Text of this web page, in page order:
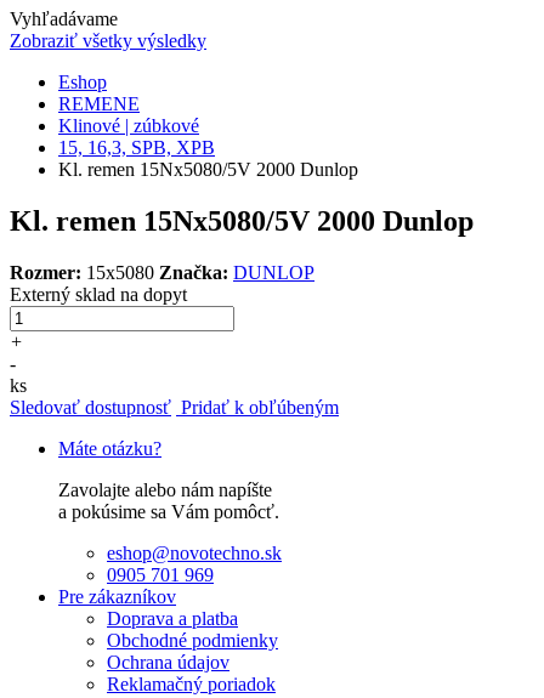
Vyhľadávame
Zobraziť všetky výsledky
Eshop
REMENE
Klinové | zúbkové
15, 16,3, SPB, XPB
Kl. remen 15Nx5080/5V 2000 Dunlop
Kl. remen 15Nx5080/5V 2000 Dunlop
Rozmer: 15x5080 Značka: DUNLOP
Externý sklad na dopyt
+
-
ks
Sledovať dostupnosť Pridať k obľúbeným
Máte otázku?
Zavolajte alebo nám napíšte
a pokúsime sa Vám pomôcť.
eshop@novotechno.sk
0905 701 969
Pre zákazníkov
Doprava a platba
Obchodné podmienky
Ochrana údajov
Reklamačný poriadok